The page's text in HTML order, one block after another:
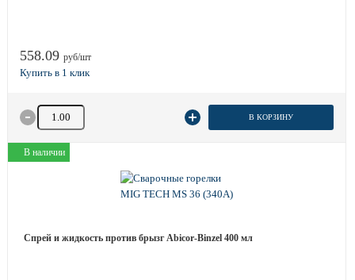
558.09 руб/шт
Количество товара В КОРЗИНУ
В наличии
Спрей и жидкость против брызг Abicor-Binzel 400 мл